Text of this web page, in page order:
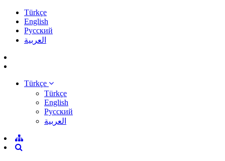
Türkçe
English
Pусский
العربية
Türkçe
Türkçe
English
Pусский
العربية